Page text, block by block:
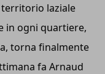
laziale
in ogni quartiere,
torna finalmente
fa Arnaud